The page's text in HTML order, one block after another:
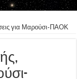
για Μαρούσι-ΠΑΟΚ